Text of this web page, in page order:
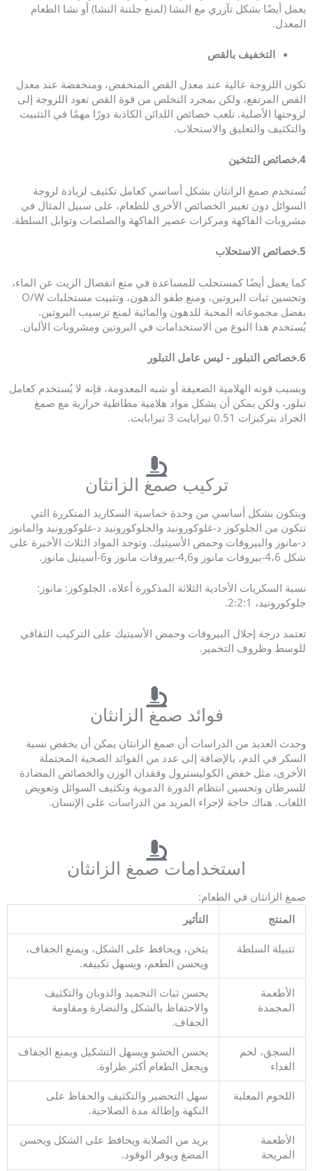
يعمل أيضًا بشكل تآزري مع النشا (لمنع جلتنة النشا) أو نشا الطعام
المعدل.
التخفيف بالقص
تكون اللزوجة عالية عند معدل القص المنخفض، ومنخفضة عند معدل
القص المرتفع، ولكن بمجرد التخلص من قوة القص تعود اللزوجة إلى
لزوجتها الأصلية. تلعب خصائص اللدائن الكاذبة دورًا مهمًا في التثبيت
والتكثيف والتعليق والاستحلاب.
4. خصائص التثخين
تُستخدم صمغ الزانثان بشكل أساسي كعامل تكثيف لزيادة لزوجة
السوائل دون تغيير الخصائص الأخرى للطعام، على سبيل المثال في
مشروبات الفاكهة ومركزات عصير الفاكهة والصلصات وتوابل السلطة.
5. خصائص الاستحلاب
كما يعمل أيضًا كمستحلب للمساعدة في منع انفصال الزيت عن الماء،
وتحسين ثبات البروتين، ومنع طفو الدهون، وتثبيت مستحلبات O/W
بفضل مجموعاته المحبة للدهون والمائية لمنع ترسيب البروتين.
يُستخدم هذا النوع من الاستخدامات في البروتين ومشروبات الألبان.
6. خصائص التبلور - ليس عامل التبلور
وبسبب قوته الهلامية الضعيفة أو شبه المعدومة، فإنه لا يُستخدم كعامل
تبلور، ولكن يمكن أن يشكل مواد هلامية مطاطية حرارية مع صمغ
الجراد بتركيزات 0.51 تيرابايت 3 تيرابايت.
تركيب صمغ الزانثان
ويتكون بشكل أساسي من وحدة خماسية السكاريد المتكررة التي
تتكون من الجلوكوز د-غلوكورونيد والجلوكورونيد د-غلوكورونيد والمانوز
د-مانوز والبيروفات وحمض الأسيتيك. وتوجد المواد الثلاث الأخيرة على
شكل 4،6-بيروفات مانوز و4,6-بيروفات مانوز و6-أسيتيل مانوز.
نسبة السكريات الأحادية الثلاثة المذكورة أعلاه، الجلوكوز: مانوز:
جلوكورونيد، 2:2:1.
تعتمد درجة إحلال البيروفات وحمض الأسيتيك على التركيب الثقافي
للوسط وظروف التخمير.
فوائد صمغ الزانثان
وجدت العديد من الدراسات أن صمغ الزانثان يمكن أن يخفض نسبة
السكر في الدم، بالإضافة إلى عدد من الفوائد الصحية المحتملة
الأخرى، مثل خفض الكوليسترول وفقدان الوزن والخصائص المضادة
للسرطان وتحسين انتظام الدورة الدموية وتكثيف السوائل وتعويض
اللعاب. هناك حاجة لإجراء المزيد من الدراسات على الإنسان.
استخدامات صمغ الزانثان
صمغ الزانثان في الطعام:
المنتج
التأثير
تتبيلة السلطة
يثخن، ويحافظ على الشكل، ويمنع الجفاف،
ويحسن الطعم، ويسهل تكييفه.
الأطعمة
المجمدة
يحسن ثبات التجميد والذوبان والتكثيف
والاحتفاظ بالشكل والنضارة ومقاومة
الجفاف.
السجق، لحم
الغداء
يحسن الحشو ويسهل التشكيل ويمنع الجفاف
ويجعل الطعام أكثر طراوة.
اللحوم المعلبة
سهل التحضير والتكثيف والحفاظ على
النكهة وإطالة مدة الصلاحية.
الأطعمة
المريحة
يزيد من الصلابة ويحافظ على الشكل ويحسن
المضغ ويوفر الوقود.